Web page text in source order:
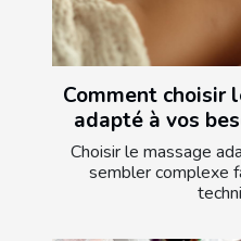
Comment choisir
adapté à vos
Choisir le massage
sembler complexe